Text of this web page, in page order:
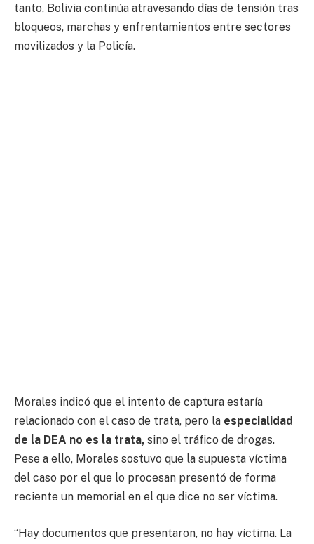
tanto, Bolivia continúa atravesando días de tensión tras
bloqueos, marchas y enfrentamientos entre sectores
movilizados y la Policía.
Morales indicó que el intento de captura estaría
relacionado con el caso de trata, pero la especialidad
de la DEA no es la trata, sino el tráfico de drogas.
Pese a ello, Morales sostuvo que la supuesta víctima
del caso por el que lo procesan presentó de forma
reciente un memorial en el que dice no ser víctima.
“Hay documentos que presentaron, no hay víctima. La